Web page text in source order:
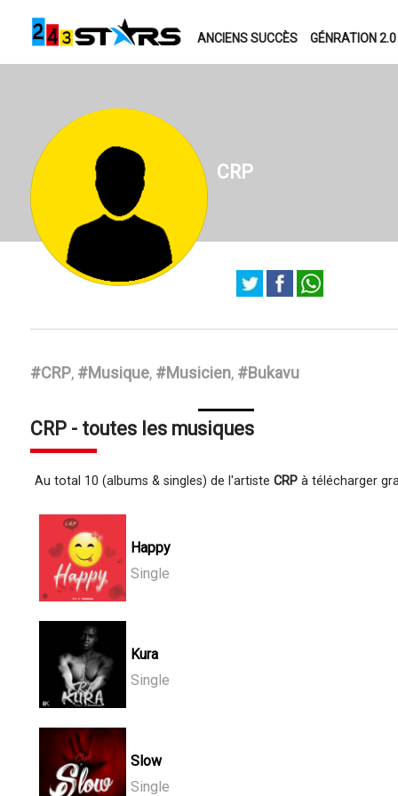
ANCIENS SUCCÈS GÉNRATION 2.0
CRP
#CRP, #Musique, #Musicien, #Bukavu
CRP - toutes les musiques
Au total 10 (albums & singles) de l'artiste CRPà télécharger
Happy
Single
Kura
Single
Slow
Single